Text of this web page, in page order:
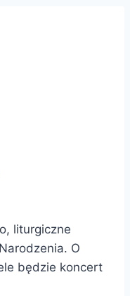
liturgiczne
O
będzie koncert